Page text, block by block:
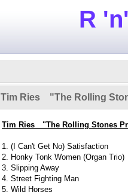
R
Tim Ries "The Rolling
Tim Ries "The Rolling Stones
1. (I Can't Get No) Satisfaction
2. Honky Tonk Women (Organ Trio)
3. Slipping Away
4. Street Fighting Man
5. Wild Horses